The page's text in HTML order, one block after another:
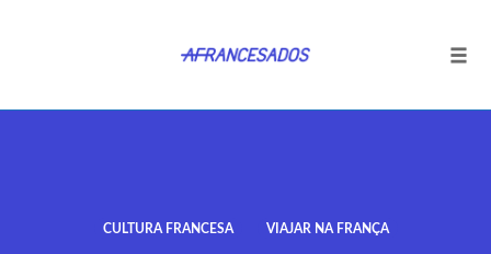
CULTURA FRANCESA VIAJAR NA FRANÇA